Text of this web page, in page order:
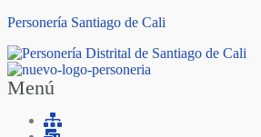
Personería Santiago de Cali
Menú